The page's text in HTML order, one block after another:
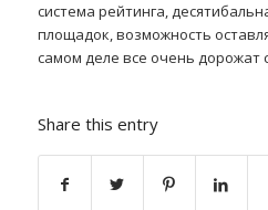
система рейтинга,
площадок, возможность
самом деле все очень дорожат
Share this entry